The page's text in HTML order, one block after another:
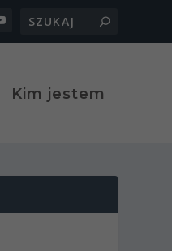
Kim jestem